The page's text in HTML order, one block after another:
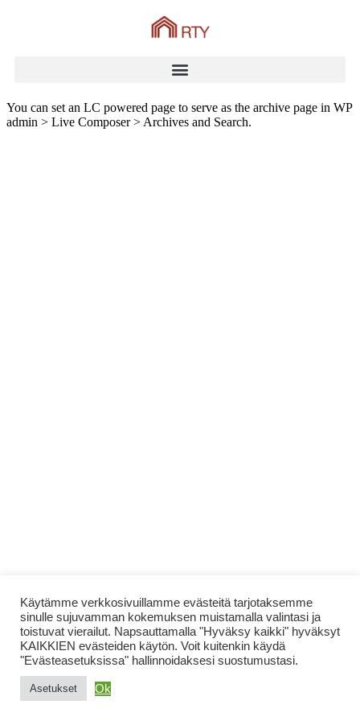
You can set an LC powered page to serve as the archive page in WP
admin > Live Composer > Archives and Search.
Käytämme verkkosivuillamme evästeitä tarjotaksemme
sinulle sujuvamman kokemuksen muistamalla valintasi ja
toistuvat vierailut. Napsauttamalla "Hyväksy kaikki" hyväksyt
KAIKKIEN evästeiden käytön. Voit kuitenkin käydä
"Evästeasetuksissa" hallinnoidaksesi suostumustasi.
Asetukset Ok